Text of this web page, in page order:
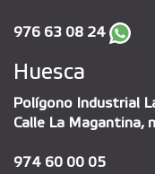
976 63 08 24
Huesca
Polígono Industrial
Calle La Magantina,
974 60 00 05